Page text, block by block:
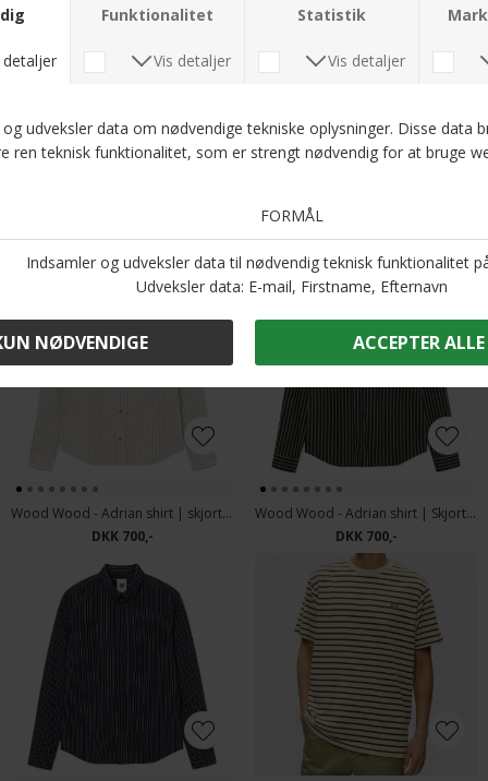
Shop nu og gør dig klar til at rocke et trendy look med Wood Wood - Eli
embroidery cap.
Læs mere om Kundeklubben her
Andre købte også
Wood Wood - Adrian shirt | skjorte Silver Birch
DKK 700,-
Wood Wood - Adrian shirt | Skjorte Going Green
DKK 700,-